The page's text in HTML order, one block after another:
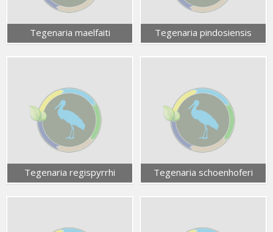
Tegenaria maelfaiti Tegenaria pindosiensis
Tegenaria regispyrrhi Tegenaria schoenhoferi